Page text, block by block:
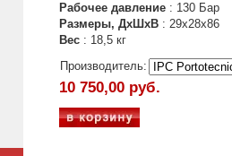
Рабочее давление : 130 Бар
Размеры, ДхШхВ : 29х28х86
Вес : 18,5 кг
Производитель:
10 750,00 руб.